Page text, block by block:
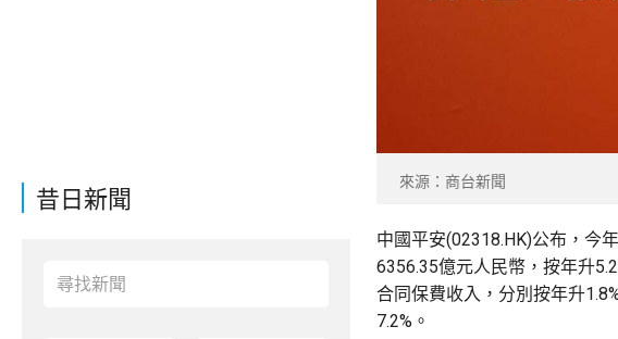
昔日新聞
來源：商台新聞
中國平安(02318.HK)公布，今
6356.35億元人民幣，按年升
合同保費收入，分別按年升
7.2%。